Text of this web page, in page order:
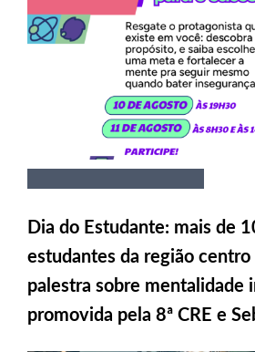
Dia do Estudante: mais de
estudantes da região
palestra sobre mentalidade
promovida pela 8ª CRE e